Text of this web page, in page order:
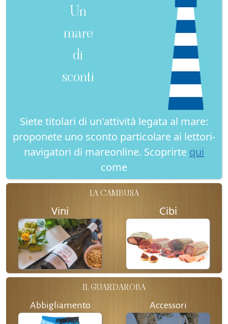
Un
mare
di
sconti
Siete titolari di un'attività legata al mare:
proponete uno sconto particolare ai lettori-
navigatori di mareonline. Scoprirte qui
come
LA CAMBUSA
Vini Cibi
IL GUARDAROBA
Abbigliamento Accessori